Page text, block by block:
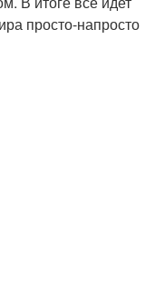
просто-напросто